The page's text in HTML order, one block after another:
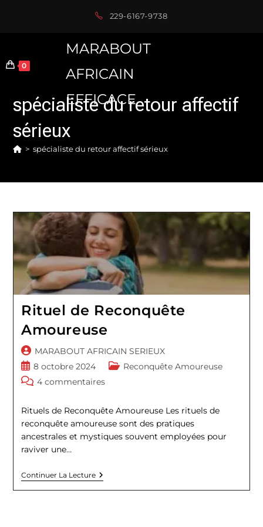
229-6167-9738
0
MARABOUT
AFRICAIN
EFFICACE
spécialiste du retour affectif
sérieux
> spécialiste du retour affectif sérieux
Rituel de Reconquête
Amoureuse
Auteur/autrice
de
la
publication :
MARABOUT AFRICAIN SERIEUX
Publication
publiée :
8 octobre 2024
PostReconquête Amoureuse
Commentaires
la
publication :
4 commentaires
Rituels de Reconquête Amoureuse Les rituels de
reconquête amoureuse sont des pratiques
ancestrales et mystiques souvent employées pour
raviver une…
Continuer La LectureRituel